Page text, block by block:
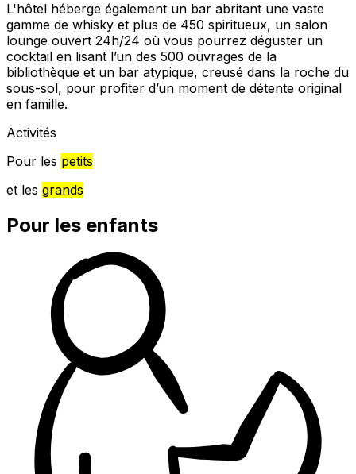
L'hôtel héberge également un bar abritant une vaste
gamme de whisky et plus de 450 spiritueux, un salon
lounge ouvert 24h/24 où vous pourrez déguster un
cocktail en lisant l’un des 500 ouvrages de la
bibliothèque et un bar atypique, creusé dans la roche du
sous-sol, pour profiter d’un moment de détente original
en famille.
Activités
Pour les petits
et les grands
Pour les enfants